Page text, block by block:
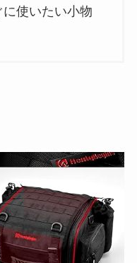
使いたい小物